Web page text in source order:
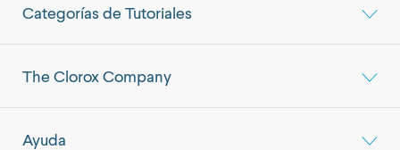
Categorías de Tutoriales
The Clorox Company
Ayuda